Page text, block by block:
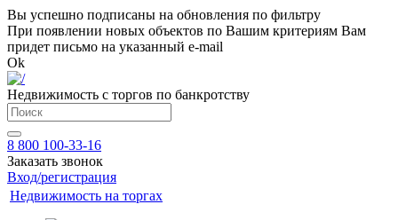
Вы успешно подписаны на обновления по фильтру
При появлении новых объектов по Вашим критериям Вам
придет письмо на указанный e-mail
Ok
Недвижимость с торгов по банкротству
8 800 100-33-16
Заказать звонок
Вход/регистрация
Недвижимость на торгах